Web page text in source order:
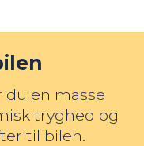
du en masse
tryghed og
til bilen.